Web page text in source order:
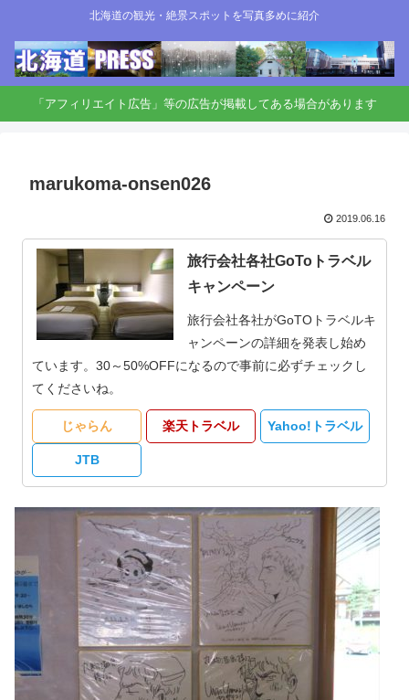
北海道の観光・絶景スポットを写真多めに紹介
「アフィリエイト広告」等の広告が掲載してある場合があります
marukoma-onsen026
2019.06.16
旅行会社各社GoToトラベル
キャンペーン
旅行会社各社がGoTOトラベルキ
ャンペーンの詳細を発表し始め
ています。30～50%OFFになるので事前に必ずチェックし
てくださいね。
じゃらん 楽天トラベル Yahoo!トラベル
JTB